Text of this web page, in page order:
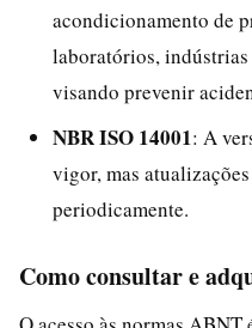
acondicionamento de
laboratórios,
visando prevenir
NBR ISO 14001: A
vigor, mas
periodicamente.
Como consultar e